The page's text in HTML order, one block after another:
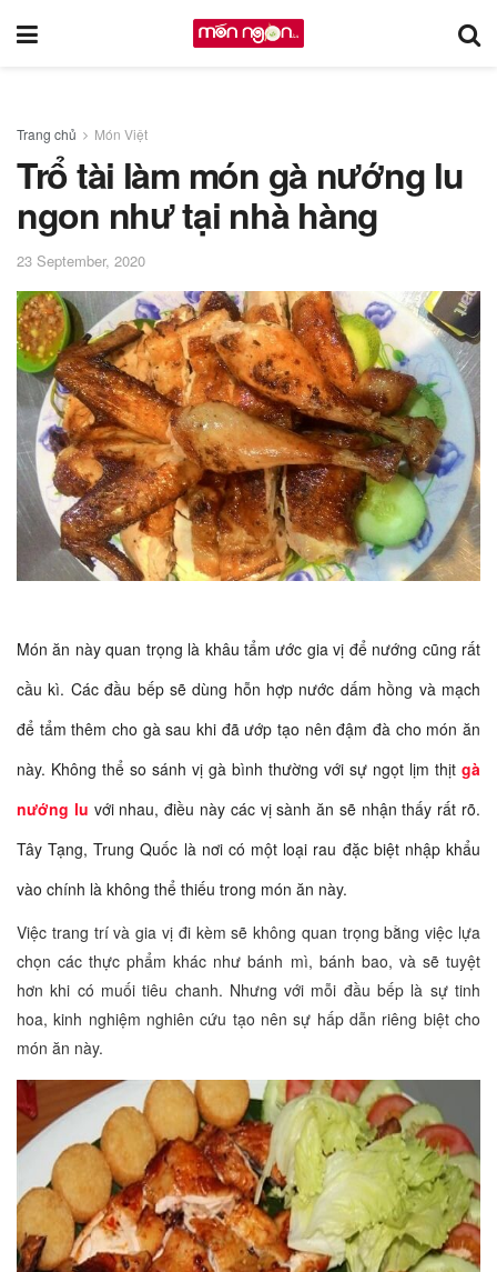
Trang chủ Món Việt
Trổ tài làm món gà nướng lu
ngon như tại nhà hàng
23 September, 2020
Món ăn này quan trọng là khâu tẩm ước gia vị để nướng cũng rất
cầu kì. Các đầu bếp sẽ dùng hỗn hợp nước dấm hồng và mạch
để tẩm thêm cho gà sau khi đã ướp tạo nên đậm đà cho món ăn
này. Không thể so sánh vị gà bình thường với sự ngọt lịm thịt gà
nướng lu với nhau, điều này các vị sành ăn sẽ nhận thấy rất rõ.
Tây Tạng, Trung Quốc là nơi có một loại rau đặc biệt nhập khẩu
vào chính là không thể thiếu trong món ăn này.
Việc trang trí và gia vị đi kèm sẽ không quan trọng bằng việc lựa
chọn các thực phẩm khác như bánh mì, bánh bao, và sẽ tuyệt
hơn khi có muối tiêu chanh. Nhưng với mỗi đầu bếp là sự tinh
hoa, kinh nghiệm nghiên cứu tạo nên sự hấp dẫn riêng biệt cho
món ăn này.